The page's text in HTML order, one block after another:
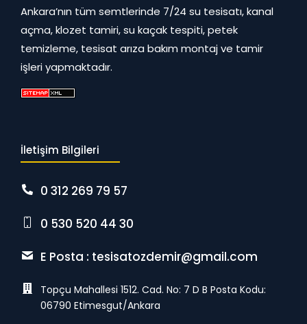
Ankara’nın tüm semtlerinde 7/24 su tesisatı, kanal
açma, klozet tamiri, su kaçak tespiti, petek
temizleme, tesisat arıza bakım montaj ve tamir
işleri yapmaktadır.
İletişim Bilgileri
0 312 269 79 57
0 530 520 44 30
E Posta : tesisatozdemir@gmail.com
Topçu Mahallesi 1512. Cad. No: 7 D B Posta Kodu:
06790 Etimesgut/Ankara